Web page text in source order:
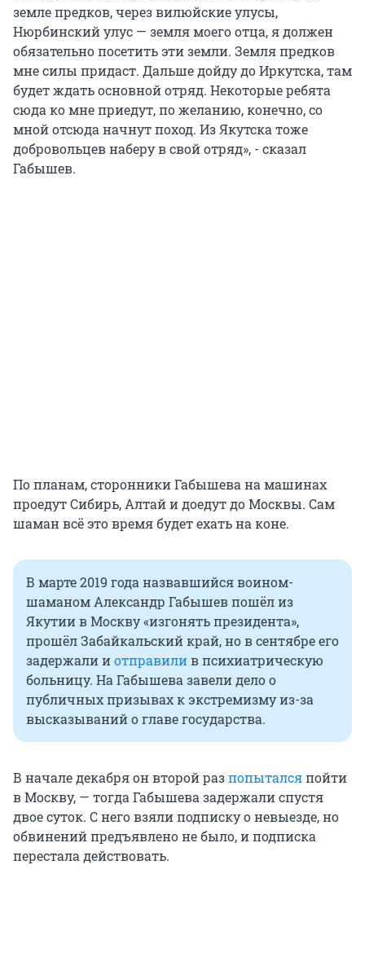
земле предков, через вилюйские улусы,
Нюрбинский улус — земля моего отца, я должен
обязательно посетить эти земли. Земля предков
мне силы придаст. Дальше дойду до Иркутска, там
будет ждать основной отряд. Некоторые ребята
сюда ко мне приедут, по желанию, конечно, со
мной отсюда начнут поход. Из Якутска тоже
добровольцев наберу в свой отряд», - сказал
Габышев.
По планам, сторонники Габышева на машинах
проедут Сибирь, Алтай и доедут до Москвы. Сам
шаман всё это время будет ехать на коне.
В марте 2019 года назвавшийся воином-
шаманом Александр Габышев пошёл из
Якутии в Москву «изгонять президента»,
прошёл Забайкальский край, но в сентябре его
задержали иотправилив психиатрическую
больницу. На Габышева завели дело о
публичных призывах к экстремизму из-за
высказываний о главе государства.
В начале декабря он второй разпопыталсяпойти
в Москву, — тогда Габышева задержали спустя
двое суток. С него взяли подписку о невыезде, но
обвинений предъявлено не было, и подписка
перестала действовать.